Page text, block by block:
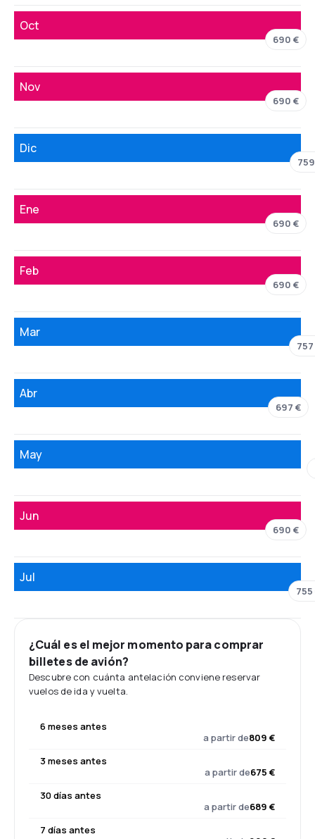
Oct
690 €
Nov
690 €
Dic
Ene
690 €
Feb
690 €
Mar
Abr
697 €
May
Jun
690 €
Jul
755
¿Cuál es el mejor momento para comprar
billetes de avión?
Descubre con cuánta antelación conviene reservar
vuelos de ida y vuelta.
6 meses antes
a partir de809 €
3 meses antes
a partir de675 €
30 días antes
a partir de689 €
7 días antes